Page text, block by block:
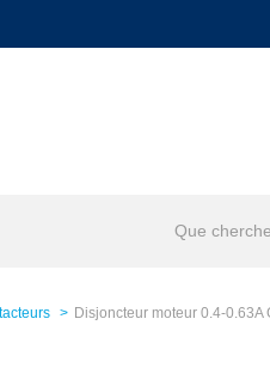
Disjoncteur moteur 0.4-0.63A